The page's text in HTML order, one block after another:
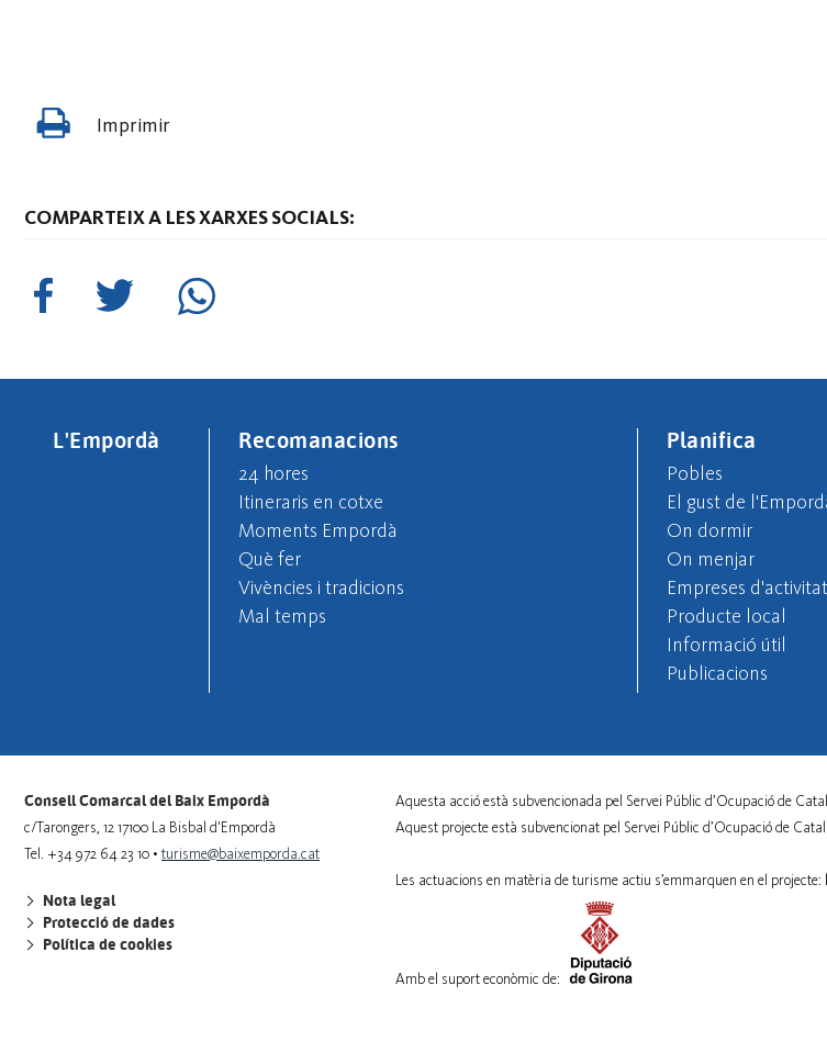
Imprimir
COMPARTEIX A LES XARXES SOCIALS:
L'Empordà Recomanacions
24 hores
Itineraris en cotxe
Moments Empordà
Què fer
Vivències i tradicions
Mal temps
Planifica
Pobles
El gust de
On dormir
On menjar
Empreses
Producte local
Informació útil
Publicacions
Consell Comarcal del Baix Empordà
c/Tarongers, 12 17100 La Bisbal d'Empordà
Tel. +34 972 64 23 10 • turisme@baixemporda.cat
Nota legal
Protecció de dades
Política de cookies
Aquesta acció està subvencionada pel Servei Públic d’Ocupació de
Aquest projecte està subvencionat pel Servei Públic d’Ocupació de
Les actuacions en matèria de turisme actiu s’emmarquen en el projecte:
Amb el suport econòmic de: